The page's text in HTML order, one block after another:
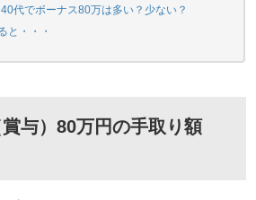
代でボーナス80万は多い？少ない？
と・・・
与）80万円の手取り額